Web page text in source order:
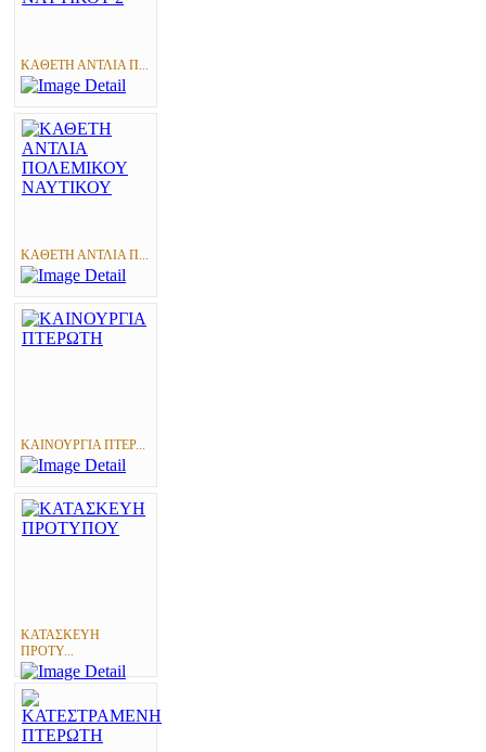
ΚΑΘΕΤΗ ΑΝΤΛΙΑ Π...
ΚΑΘΕΤΗ ΑΝΤΛΙΑ Π...
ΚΑΙΝΟΥΡΓΙΑ ΠΤΕΡ...
ΚΑΤΑΣΚΕΥΗ
ΠΡΟΤΥ...